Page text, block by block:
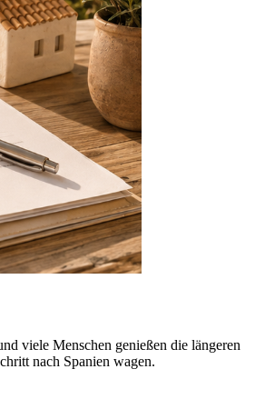
viele Menschen genießen die längeren
nach Spanien wagen.